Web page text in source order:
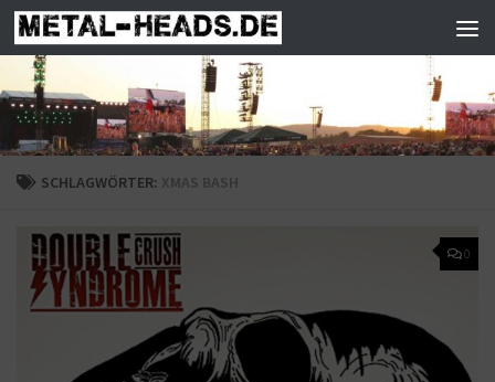
Zum Inhalt springen
SCHLAGWÖRTER: XMAS BASH
0